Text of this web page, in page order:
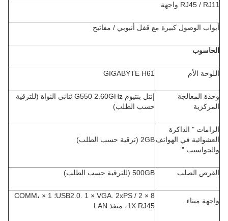
RJ45 / RJ11 واجهة
أبواب الوصول كبيرة مع قفل أنبوبي / مفاتيح
الحاسوب
اللوحة الأم GIGABYTE H61
وحدة المعالجة
المركزية
إنتل بنتيوم G550 2.60GHz ثنائي النواة (للترقية
حسب الطلب)
الرامات " الذاكرة
العشوائية في الهواتف
والحواسيب "
2GB (ترقية حسب الطلب)
القرص الصلب 500GB (للترقية حسب الطلب)
واجهة ميناء
8 × USB2.0. 1 × VGA. 2xPS / 2؛ 1 × COMM،
1X RJ45، منفذ LAN